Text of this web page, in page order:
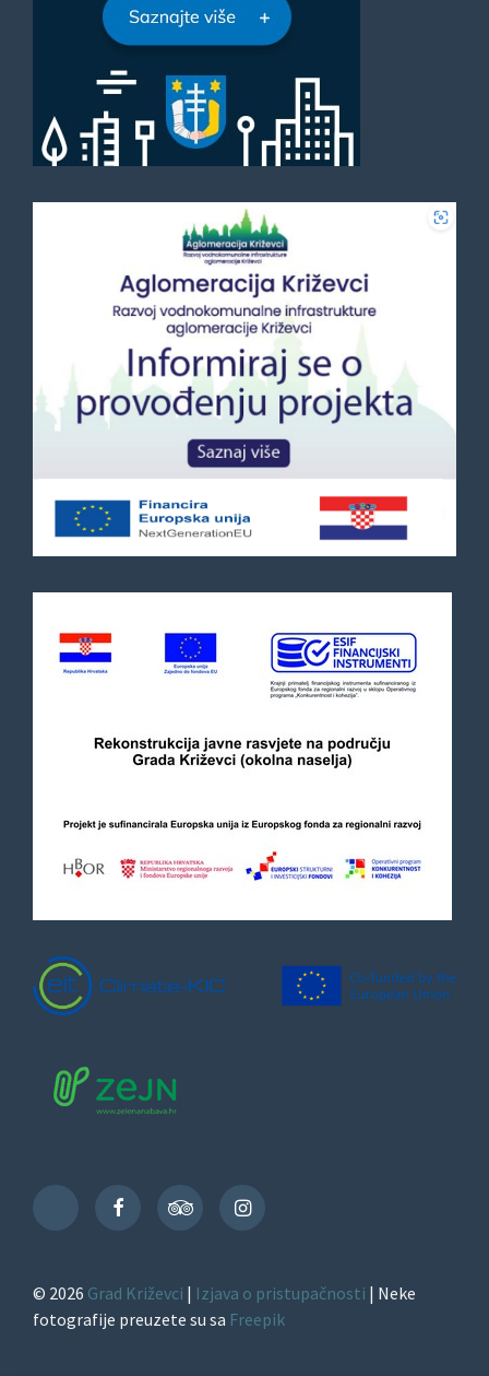
TikTok
FacebookTripAdvisorInstagram
© 2026 Grad Križevci | Izjava o pristupačnosti | Neke
fotografije preuzete su sa Freepik